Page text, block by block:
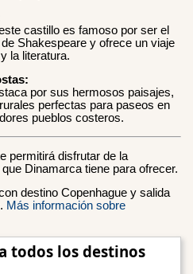
castillo es famoso por ser el
Shakespeare y ofrece un viaje
la literatura.
por sus hermosos paisajes,
perfectas para paseos en
pueblos costeros.
permitirá disfrutar de la
Dinamarca tiene para ofrecer.
destino Copenhague y salida
Más información sobre
todos los destinos